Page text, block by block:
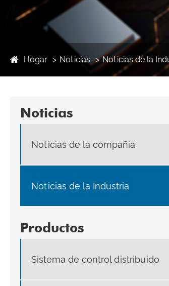
Hogar Noticias Noticias de la
Noticias
Noticias de la compañía
Noticias de la Industria
Productos
Sistema de control distribuido